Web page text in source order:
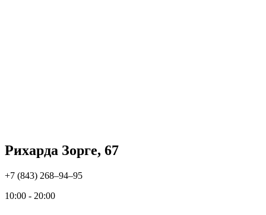
Рихарда Зорге, 67
+7 (843) 268‒94‒95
10:00 - 20:00